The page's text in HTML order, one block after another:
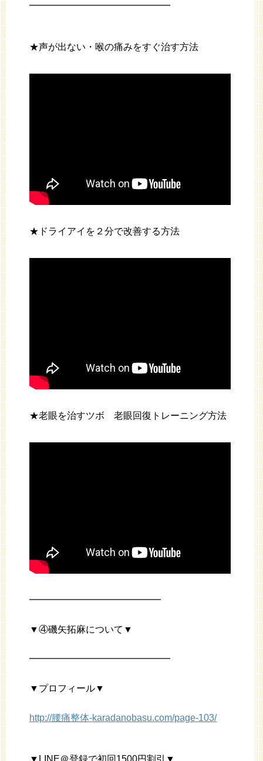
━━━━━━━━━━━━━━━
★声が出ない・喉の痛みをすぐ治す方法
★ドライアイを２分で改善する方法
★老眼を治すツボ 老眼回復トレーニング方法
━━━━━━━━━━━━━━
▼④磯矢拓麻について▼
━━━━━━━━━━━━━━━
▼プロフィール▼
http://腰痛整体-karadanobasu.com/page-103/
▼LINE＠登録で初回1500円割引▼